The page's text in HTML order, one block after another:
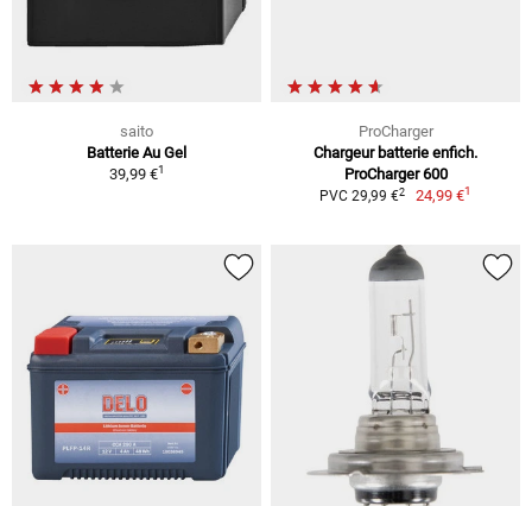
saito
Batterie Au Gel
39,99 €1
ProCharger
Chargeur batterie enfich.
ProCharger 600
PVC 29,99 €2 24,99 €1